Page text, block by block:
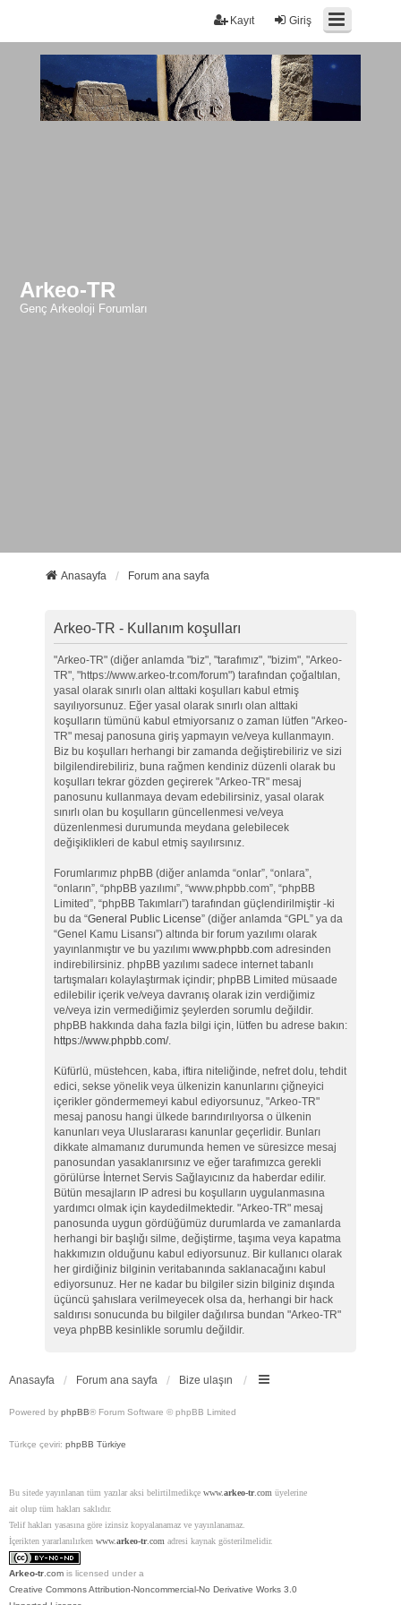
Giriş
Kayıt
Arkeo-TR
Genç Arkeoloji Forumları
Anasayfa Forum ana sayfa
Arkeo-TR - Kullanım koşulları
"Arkeo-TR" (diğer anlamda "biz", "tarafımız", "bizim", "Arkeo-
TR", "https://www.arkeo-tr.com/forum") tarafından çoğaltılan,
yasal olarak sınırlı olan alttaki koşulları kabul etmiş
sayılıyorsunuz. Eğer yasal olarak sınırlı olan alttaki
koşulların tümünü kabul etmiyorsanız o zaman lütfen "Arkeo-
TR" mesaj panosuna giriş yapmayın ve/veya kullanmayın.
Biz bu koşulları herhangi bir zamanda değiştirebiliriz ve sizi
bilgilendirebiliriz, buna rağmen kendiniz düzenli olarak bu
koşulları tekrar gözden geçirerek "Arkeo-TR" mesaj
panosunu kullanmaya devam edebilirsiniz, yasal olarak
sınırlı olan bu koşulların güncellenmesi ve/veya
düzenlenmesi durumunda meydana gelebilecek
değişiklikleri de kabul etmiş sayılırsınız.
Forumlarımız phpBB (diğer anlamda “onlar”, “onlara”,
“onların”, “phpBB yazılımı”, “www.phpbb.com”, “phpBB
Limited”, “phpBB Takımları”) tarafından güçlendirilmiştir -ki
bu da “General Public License” (diğer anlamda “GPL” ya da
“Genel Kamu Lisansı”) altında bir forum yazılımı olarak
yayınlanmıştır ve bu yazılımı www.phpbb.comadresinden
indirebilirsiniz. phpBB yazılımı sadece internet tabanlı
tartışmaları kolaylaştırmak içindir; phpBB Limited müsaade
edilebilir içerik ve/veya davranış olarak izin verdiğimiz
ve/veya izin vermediğimiz şeylerden sorumlu değildir.
phpBB hakkında daha fazla bilgi için, lütfen bu adrese bakın:
https://www.phpbb.com/.
Küfürlü, müstehcen, kaba, iftira niteliğinde, nefret dolu, tehdit
edici, sekse yönelik veya ülkenizin kanunlarını çiğneyici
içerikler göndermemeyi kabul ediyorsunuz, "Arkeo-TR"
mesaj panosu hangi ülkede barındırılıyorsa o ülkenin
kanunları veya Uluslararası kanunlar geçerlidir. Bunları
dikkate almamanız durumunda hemen ve süresizce mesaj
panosundan yasaklanırsınız ve eğer tarafımızca gerekli
görülürse İnternet Servis Sağlayıcınız da haberdar edilir.
Bütün mesajların IP adresi bu koşulların uygulanmasına
yardımcı olmak için kaydedilmektedir. "Arkeo-TR" mesaj
panosunda uygun gördüğümüz durumlarda ve zamanlarda
herhangi bir başlığı silme, değiştirme, taşıma veya kapatma
hakkımızın olduğunu kabul ediyorsunuz. Bir kullanıcı olarak
her girdiğiniz bilginin veritabanında saklanacağını kabul
ediyorsunuz. Her ne kadar bu bilgiler sizin bilginiz dışında
üçüncü şahıslara verilmeyecek olsa da, herhangi bir hack
saldırısı sonucunda bu bilgiler dağılırsa bundan "Arkeo-TR"
veya phpBB kesinlikle sorumlu değildir.
Anasayfa Forum ana sayfa Bize ulaşın
Powered by phpBB® Forum Software © phpBB Limited
Türkçe çeviri: phpBB Türkiye
Bu sitede yayınlanan tüm yazılar aksi belirtilmedikçe www.arkeo-tr.com üyelerine
ait olup tüm hakları saklıdır.
Telif hakları yasasına göre izinsiz kopyalanamaz ve yayınlanamaz.
İçerikten yararlanılırken www.arkeo-tr.com adresi kaynak gösterilmelidir.
Arkeo-tr .com is licensed under a
Creative Commons Attribution-Noncommercial-No Derivative Works 3.0